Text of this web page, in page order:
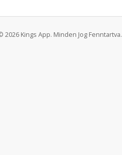
2026 Kings App. Minden Jog Fenntartva.